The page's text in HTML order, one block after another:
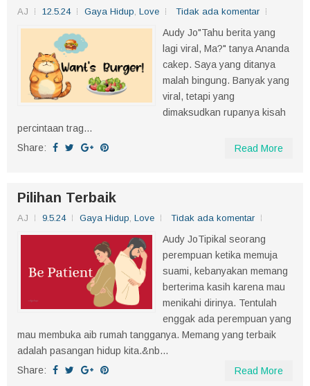
AJ 12.5.24 Gaya Hidup, Love Tidak ada komentar
Audy Jo"Tahu berita yang
lagi viral, Ma?" tanya Ananda
cakep. Saya yang ditanya
malah bingung. Banyak yang
viral, tetapi yang
dimaksudkan rupanya kisah
percintaan trag...
Share:
Read More
Pilihan Terbaik
AJ 9.5.24 Gaya Hidup, Love Tidak ada komentar
Audy JoTipikal seorang
perempuan ketika memuja
suami, kebanyakan memang
berterima kasih karena mau
menikahi dirinya. Tentulah
enggak ada perempuan yang
mau membuka aib rumah tangganya. Memang yang terbaik
adalah pasangan hidup kita.&nb...
Share:
Read More